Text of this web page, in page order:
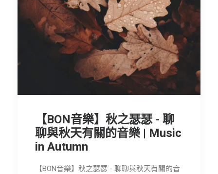
BON攝影
BON旅行
節慶長笛樂團
關於我們
會員專區
【BON音樂】秋之瑟瑟 - 聊
聊與秋天有關的音樂 | Music
in Autumn
【BON音樂】秋之瑟瑟 - 聊聊與秋天有關的音